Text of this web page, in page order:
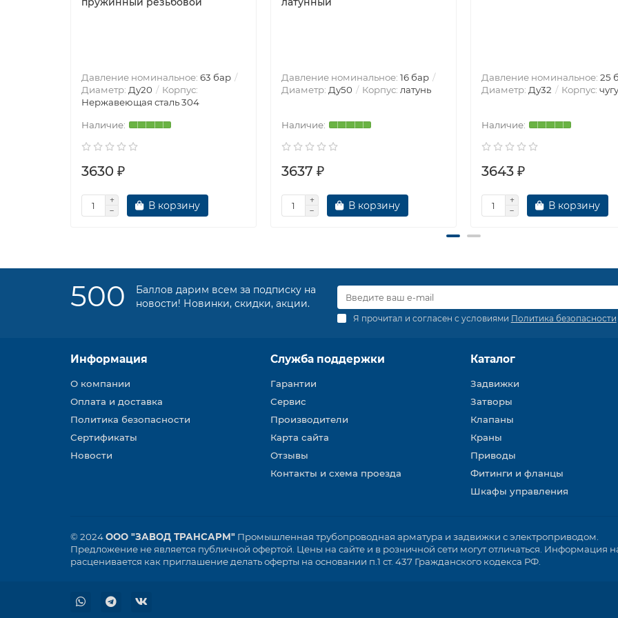
Давление номинальное: 63 бар
Диаметр: Ду20
Корпус:
Нержавеющая сталь 304
3630 ₽
В корзину
Давление номинальное: 16 бар
Диаметр: Ду50 Корпус: латунь
3637 ₽
В корзину
Давление номинальное: 25
Диаметр: Ду32 Корпус:
3643 ₽
В корзину
500
Баллов дарим всем за подписку на
новости! Новинки, скидки, акции.
Я прочитал и согласен с условиями Политика безопасности
Информация
О компании
Оплата и доставка
Политика безопасности
Сертификаты
Новости
Служба поддержки
Гарантии
Сервис
Производители
Карта сайта
Отзывы
Контакты и схема проезда
Каталог
Задвижки
Затворы
Клапаны
Краны
Приводы
Фитинги и фланцы
Шкафы управления
© 2024ООО "ЗАВОД ТРАНСАРМ" Промышленная трубопроводная арматура и задвижки с электроприводом.
Предложение не является публичной офертой. Цены на сайте и в розничной сети могут отличаться. Информация
расценивается как приглашение делать оферты на основании п.1 ст. 437 Гражданского кодекса РФ.